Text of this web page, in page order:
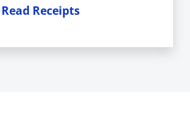
Receipts